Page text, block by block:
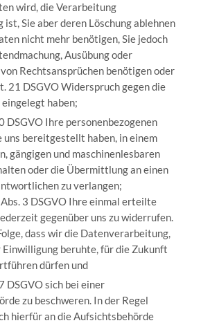
wird, die Verarbeitung
ist, Sie aber deren Löschung ablehnen
nicht mehr benötigen, Sie jedoch
Ausübung oder
Rechtsansprüchen benötigen oder
21 DSGVO Widerspruch gegen die
haben;
DSGVO Ihre personenbezogenen
uns bereitgestellt haben, in einem
gängigen und maschinenlesbaren
oder die Übermittlung an einen
zu verlangen;
3 DSGVO Ihre einmal erteilte
gegenüber uns zu widerrufen.
dass wir die Datenverarbeitung,
Einwilligung beruhte, für die Zukunft
dürfen und
DSGVO sich bei einer
zu beschweren. In der Regel
hierfür an die Aufsichtsbehörde